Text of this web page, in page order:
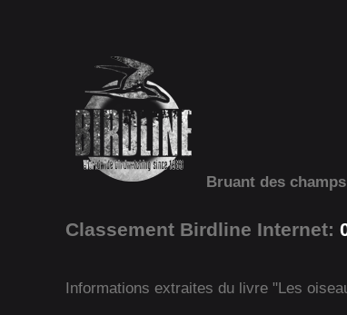
Bruant des champs
Classement Birdline Internet:
Informations extraites du livre "Les